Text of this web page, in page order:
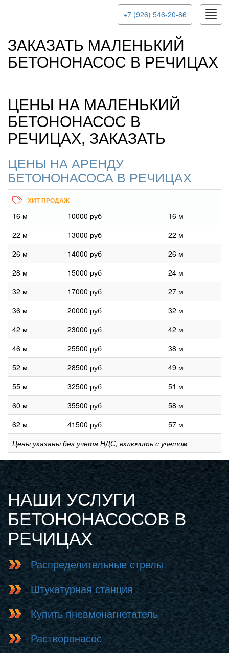
+7 (926) 546-20-86
ЗАКАЗАТЬ МАЛЕНЬКИЙ
БЕТОНОНАСОС В РЕЧИЦАХ
ЦЕНЫ НА МАЛЕНЬКИЙ
БЕТОНОНАСОС В
РЕЧИЦАХ, ЗАКАЗАТЬ
ЦЕНЫ НА АРЕНДУ
БЕТОНОНАСОСА В РЕЧИЦАХ
16 м 10000 руб
16 м
22 м
13000 руб
22 м
26 м
14000 руб
26 м
28 м
15000 руб
24 м
32 м
17000 руб
27 м
36 м
20000 руб
32 м
42 м
23000 руб
42 м
46 м
25500 руб
38 м
52 м
28500 руб
49 м
55 м
32500 руб
51 м
60 м
35500 руб
58 м
62 м
41500 руб
57 м
Цены указаны без учета НДС, включить с учетом
НАШИ УСЛУГИ
БЕТОНОНАСОСОВ В
РЕЧИЦАХ
Распределительные стрелы
Штукатурная станция
Купить пневмонагнетатель
Растворонасос